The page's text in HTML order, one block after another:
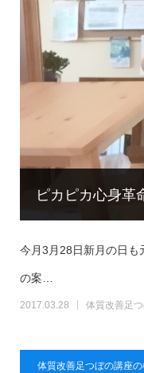
ピカピカ心身革
今月3月28日新月の日
の案…
2017.03.28 体質改善足
体質改善足つぼの講座